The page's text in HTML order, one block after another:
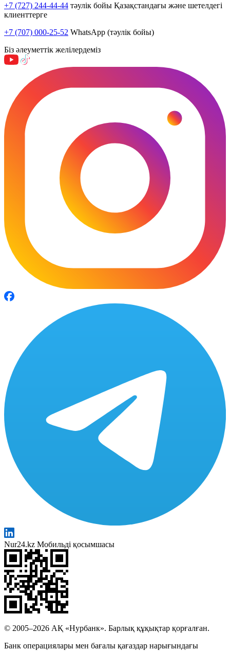
+7 (727) 244-44-44 тәулік бойы Қазақстандағы және шетелдегі
клиенттерге
+7 (707) 000-25-52 WhatsApp (тәулік бойы)
Біз әлеуметтік желілердеміз
Nur24.kz Мобильді қосымшасы
© 2005–2026 АҚ «Нурбанк». Барлық құқықтар қорғалған.
Банк операциялары мен бағалы қағаздар нарығындағы